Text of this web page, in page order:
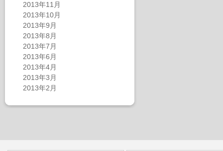
2013年11月
2013年10月
2013年9月
2013年8月
2013年7月
2013年6月
2013年4月
2013年3月
2013年2月